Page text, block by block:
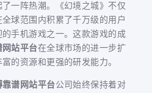
一阵热潮。《幻境之城》不仅
球范围内积累了千万级的用户
手机游戏之一。这款游戏的成
网站平台在全球市场的进一步扩
的资源和更强的研发能力。
谱网站平台公司始终保持着对